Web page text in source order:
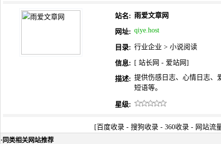
站名: 雨爱文章网
网址: qiye.host
目录: 行业企业 > 小说阅读
信息: [ 站长网 - 爱站网 ]
描述: 提供伤感日志、心情日志、
短语等。
星级:
[ 百度收录 - 搜狗收录 - 360收录 - 网站流
· 同类相关网站推荐